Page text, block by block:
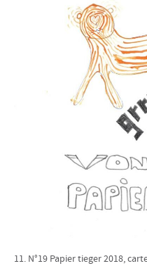
11. N°19 Papier tieger 2018,